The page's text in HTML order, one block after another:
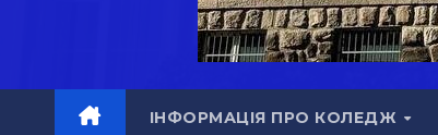
ІНФОРМАЦІЯ ПРО КОЛЕДЖ